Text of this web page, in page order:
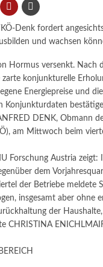
Denk fordert
und wachsen
Hormus versenkt. Nach
konjunkturelle
Energiepreise und
Konjunkturdaten
DENK, Obmann
am Mittwoch beim
Forschung Austria
dem
der Betriebe meldete
insgesamt aber
der
CHRISTINA